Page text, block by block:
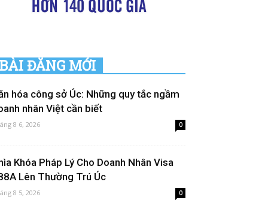
ĐĂNG MỚI
hóa công sở Úc: Những quy tắc ngầm
nhân Việt cần biết
8 6, 2026 0
Khóa Pháp Lý Cho Doanh Nhân Visa
Lên Thường Trú Úc
8 5, 2026 0